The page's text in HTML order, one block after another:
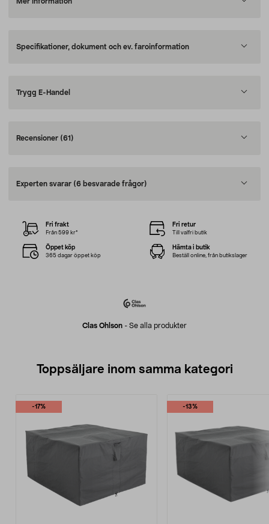
Specifikationer, dokument och ev. faroinformation
Trygg E-Handel
Recensioner (61)
Experten svarar (6 besvarade frågor)
Clas Ohlson - Se alla produkter
Fri frakt
Från 599 kr*
Fri retur
Till valfri butik
Öppet köp
365 dagar öppet köp
Hämta i butik
Beställ online, från butikslager
Toppsäljare inom samma kategori
-17% -13%